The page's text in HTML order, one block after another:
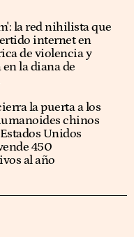
la red nihilista que
internet en
de violencia y
en la diana de
la puerta a los
chinos
Unidos
450
al año